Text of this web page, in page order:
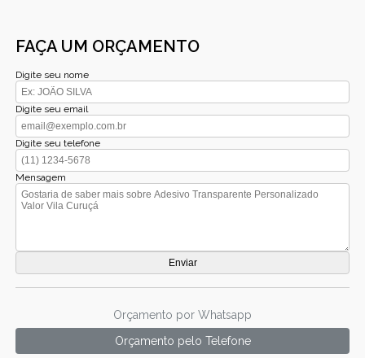
FAÇA UM ORÇAMENTO
Digite seu nome
Digite seu email
Digite seu telefone
Mensagem
Orçamento por Whatsapp
Orçamento pelo Telefone